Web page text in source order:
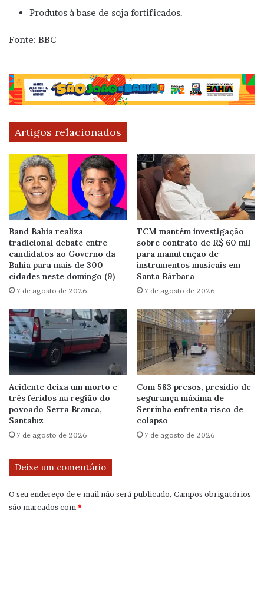
Produtos à base de soja fortificados.
Fonte: BBC
Artigos relacionados
Band Bahia realiza
tradicional debate entre
candidatos ao Governo da
Bahia para mais de 300
cidades neste domingo (9)
7 de agosto de 2026
TCM mantém investigação
sobre contrato de R$ 60 mil
para manutenção de
instrumentos musicais em
Santa Bárbara
7 de agosto de 2026
Acidente deixa um morto e
três feridos na região do
povoado Serra Branca,
Santaluz
7 de agosto de 2026
Com 583 presos, presídio de
segurança máxima de
Serrinha enfrenta risco de
colapso
7 de agosto de 2026
Deixe um comentário
O seu endereço de e-mail não será publicado. Campos obrigatórios
são marcados com *